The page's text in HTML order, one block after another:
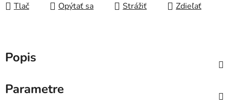
Tlač Opýtať sa Strážiť Zdieľať
Popis
Parametre